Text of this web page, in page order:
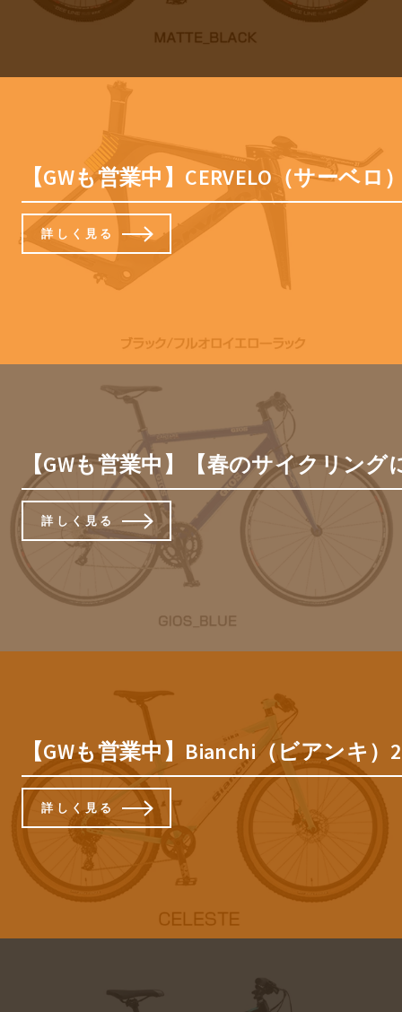
【GWも営業中】CERVELO（サー
詳しく見る
【GWも営業中】【春のサイクリン
詳しく見る
【GWも営業中】Bianchi（ビアンキ
詳しく見る